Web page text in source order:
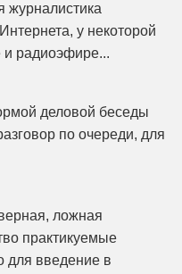
журналистика
у некоторой
и радиоэфире...
деловой беседы
по очереди, для
ложная
практикуемые
для введение в